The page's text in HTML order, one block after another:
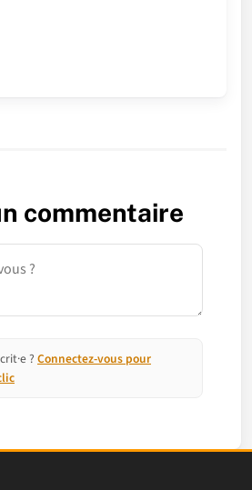
commentaire
? Connectez-vous pour